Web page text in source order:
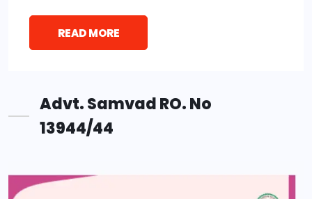
READ MORE
Advt. Samvad RO. No
13944/44